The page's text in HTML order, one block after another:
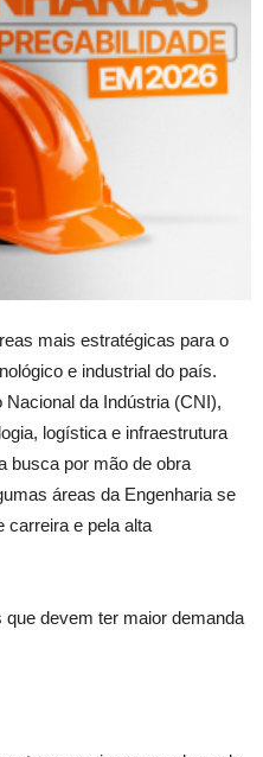
mais estratégicas para o
e industrial do país.
da Indústria (CNI),
logística e infraestrutura
busca por mão de obra
áreas da Engenharia se
carreira e pela alta
devem ter maior demanda